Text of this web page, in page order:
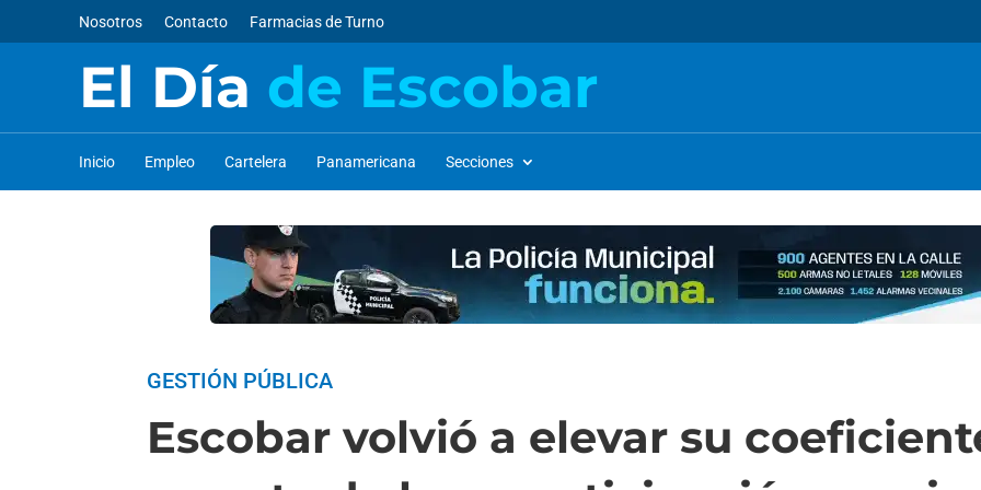
Nosotros Contacto Farmacias de Turno
El Día de Escobar
Inicio Empleo Cartelera Panamericana Secciones
GESTIÓN PÚBLICA
Escobar volvió a elevar su